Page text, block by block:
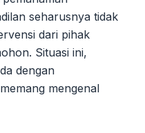
seharusnya tidak
dari pihak
Situasi ini,
dengan
mengenal